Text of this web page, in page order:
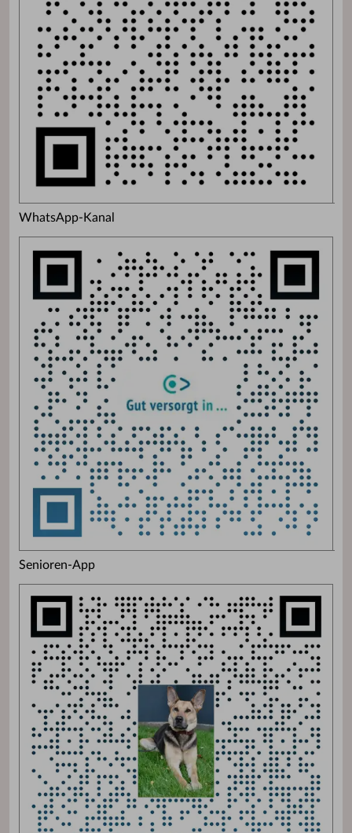
WhatsApp-Kanal
Senioren-App